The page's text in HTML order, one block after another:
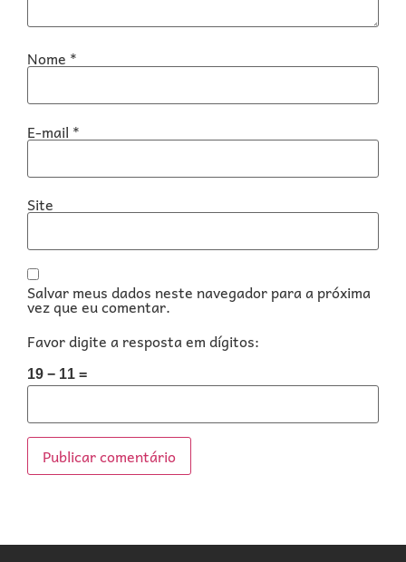
Nome *
E-mail *
Site
Salvar meus dados neste navegador para a próxima
vez que eu comentar.
Favor digite a resposta em dígitos:
19 − 11 =